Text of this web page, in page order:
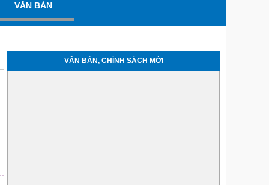
VĂN BẢN
VĂN BẢN, CHÍNH SÁCH MỚI